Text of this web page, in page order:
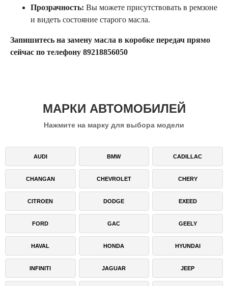
Прозрачность: Вы можете присутствовать в ремзоне
и видеть состояние старого масла.
Запишитесь на замену масла в коробке передач прямо
сейчас по телефону 89218856050
МАРКИ АВТОМОБИЛЕЙ
Нажмите на марку для выбора модели
AUDI BMW CADILLAC
CHANGAN CHEVROLET CHERY
CITROEN DODGE EXEED
FORD GAC GEELY
HAVAL HONDA HYUNDAI
INFINITI JAGUAR JEEP